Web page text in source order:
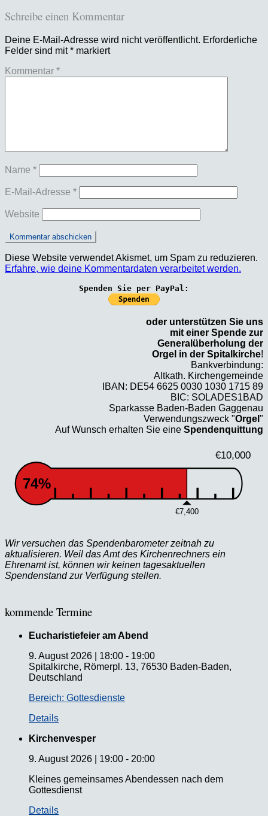
Schreibe einen Kommentar
Deine E-Mail-Adresse wird nicht veröffentlicht. Erforderliche
Felder sind mit* markiert
Kommentar *
Name *
E-Mail-Adresse *
Website
Diese Website verwendet Akismet, um Spam zu reduzieren.
Erfahre, wie deine Kommentardaten verarbeitet werden.
Spenden Sie per PayPal:
oder unterstützen Sie uns
mit einer Spende zur
Generalüberholung der
Orgel in der Spitalkirche!
Bankverbindung:
Altkath. Kirchengemeinde
IBAN: DE54 6625 0030 1030 1715 89
BIC: SOLADES1BAD
Sparkasse Baden-Baden Gaggenau
Verwendungszweck "Orgel "
Auf Wunsch erhalten Sie eine Spendenquittung
€10,000
€7,400
74%
Wir versuchen das Spendenbarometer zeitnah zu
aktualisieren. Weil das Amt des Kirchenrechners ein
Ehrenamt ist, können wir keinen tagesaktuellen
Spendenstand zur Verfügung stellen.
kommende Termine
Eucharistiefeier am Abend
9. August 2026
18:00 - 19:00
Spitalkirche, Römerpl. 13, 76530 Baden-Baden,
Deutschland
Bereich: Gottesdienste
Details
Kirchenvesper
9. August 2026
19:00 - 20:00
Kleines gemeinsames Abendessen nach dem
Gottesdienst
Details